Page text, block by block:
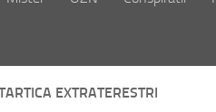
EXTRATERESTRI